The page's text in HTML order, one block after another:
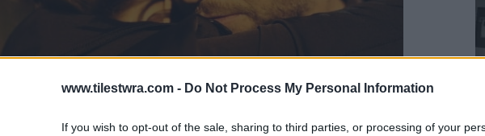
www.tilestwra.com - Do Not Process My Personal Information
If you wish to opt-out of the sale, sharing to third parties, or processing of your